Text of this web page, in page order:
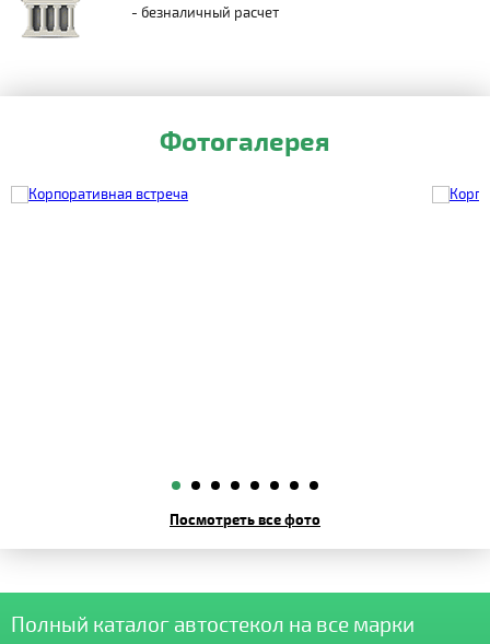
- безналичный расчет
Фотогалерея
Посмотреть все фото
Полный каталог автостекол на все марки